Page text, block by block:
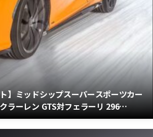
】ミッドシップスーパースポーツカー
ラーレン GTS対フェラーリ 296
ラーレンとフェラーリが、これ以上な